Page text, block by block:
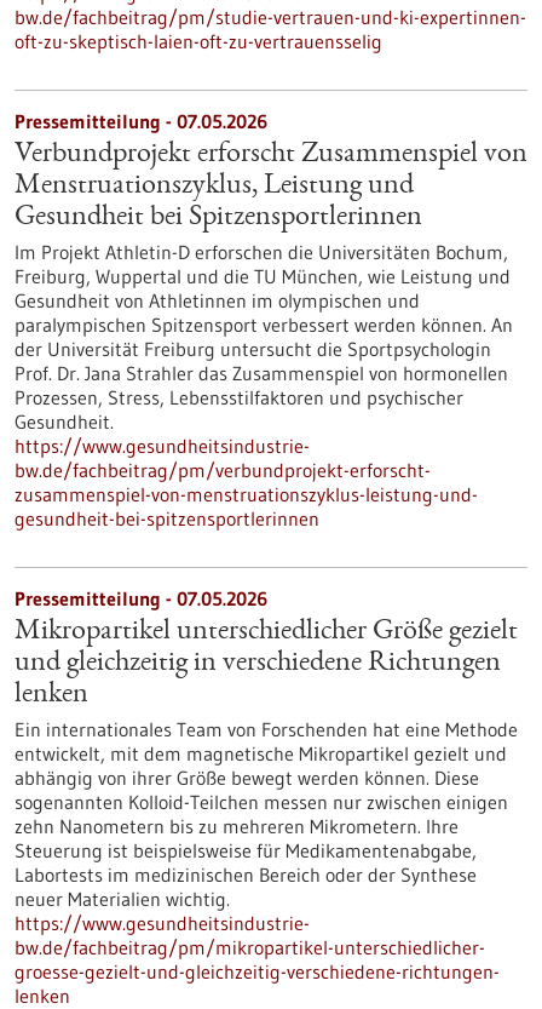
bw.de/fachbeitrag/pm/studie-vertrauen-und-ki-expertinnen-
oft-zu-skeptisch-laien-oft-zu-vertrauensselig
Pressemitteilung - 07.05.2026
Verbundprojekt erforscht Zusammenspiel von
Menstruationszyklus, Leistung und
Gesundheit bei Spitzensportlerinnen
Im Projekt Athletin-D erforschen die Universitäten Bochum,
Freiburg, Wuppertal und die TU München, wie Leistung und
Gesundheit von Athletinnen im olympischen und
paralympischen Spitzensport verbessert werden können. An
der Universität Freiburg untersucht die Sportpsychologin
Prof. Dr. Jana Strahler das Zusammenspiel von hormonellen
Prozessen, Stress, Lebensstilfaktoren und psychischer
Gesundheit.
https://www.gesundheitsindustrie-
bw.de/fachbeitrag/pm/verbundprojekt-erforscht-
zusammenspiel-von-menstruationszyklus-leistung-und-
gesundheit-bei-spitzensportlerinnen
Pressemitteilung - 07.05.2026
Mikropartikel unterschiedlicher Größe gezielt
und gleichzeitig in verschiedene Richtungen
lenken
Ein internationales Team von Forschenden hat eine Methode
entwickelt, mit dem magnetische Mikropartikel gezielt und
abhängig von ihrer Größe bewegt werden können. Diese
sogenannten Kolloid-Teilchen messen nur zwischen einigen
zehn Nanometern bis zu mehreren Mikrometern. Ihre
Steuerung ist beispielsweise für Medikamentenabgabe,
Labortests im medizinischen Bereich oder der Synthese
neuer Materialien wichtig.
https://www.gesundheitsindustrie-
bw.de/fachbeitrag/pm/mikropartikel-unterschiedlicher-
groesse-gezielt-und-gleichzeitig-verschiedene-richtungen-
lenken